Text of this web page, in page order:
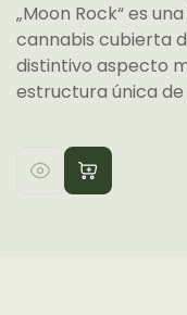
„Moon Rock“ es
cannabis cubierta
distintivo aspecto
estructura única